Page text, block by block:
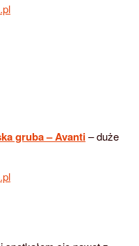
gruba – Avanti– duże